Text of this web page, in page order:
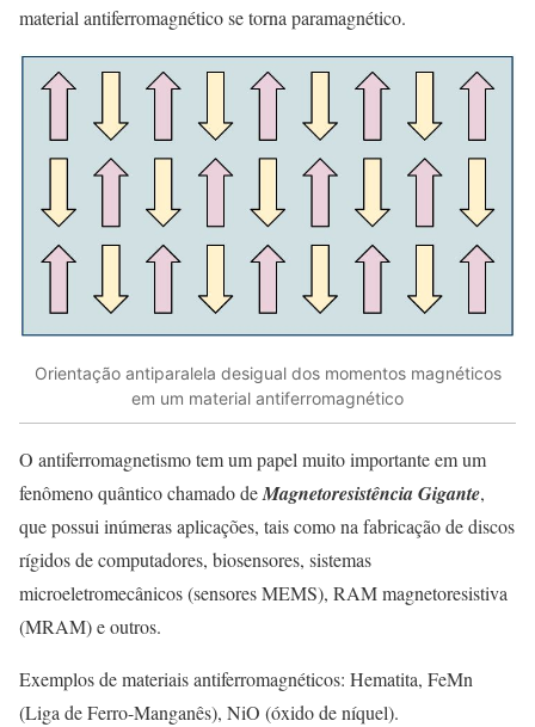
material antiferromagnético se torna paramagnético.
Orientação antiparalela desigual dos momentos magnéticos
em um material antiferromagnético
O antiferromagnetismo tem um papel muito importante em um
fenômeno quântico chamado deMagnetoresistência Gigante,
que possui inúmeras aplicações, tais como na fabricação de discos
rígidos de computadores, biosensores, sistemas
microeletromecânicos (sensores MEMS), RAM magnetoresistiva
(MRAM) e outros.
Exemplos de materiais antiferromagnéticos: Hematita, FeMn
(Liga de Ferro-Manganês), NiO (óxido de níquel).